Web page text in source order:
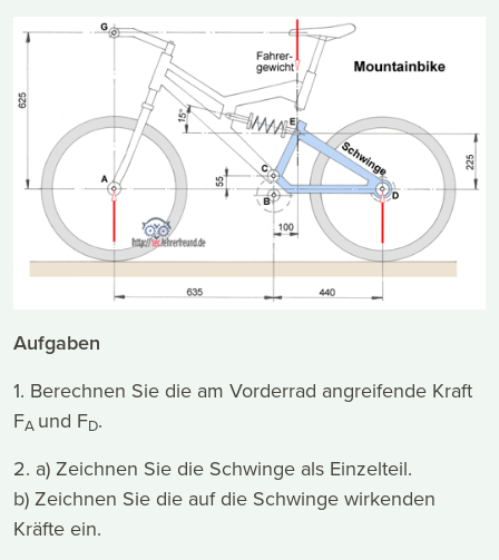
Aufgaben
1. Berechnen Sie die am Vorderrad angreifende Kraft
FA und FD.
2. a) Zeichnen Sie die Schwinge als Einzelteil.
b) Zeichnen Sie die auf die Schwinge wirkenden
Kräfte ein.